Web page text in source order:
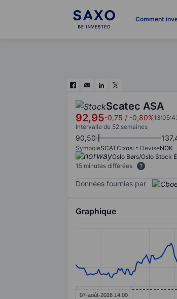
Comment
Scatec ASA
92,95-0,75 / -0,80%
Intervalle de 52 semaines
90,50
SymboleSCATC:xosl DeviseNOK
Oslo Børs/Oslo Stock
15 minutes différées
Données fournies par
Graphique
Line chart with 314 data
The chart has 1 X axis
The chart has 1 Y axis
07-août-2026 14:00